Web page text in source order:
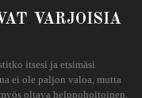
varjoisia
itsesi ja etsimäsi
ei ole paljon valoa, mutta
oltava helppohoitoinen.